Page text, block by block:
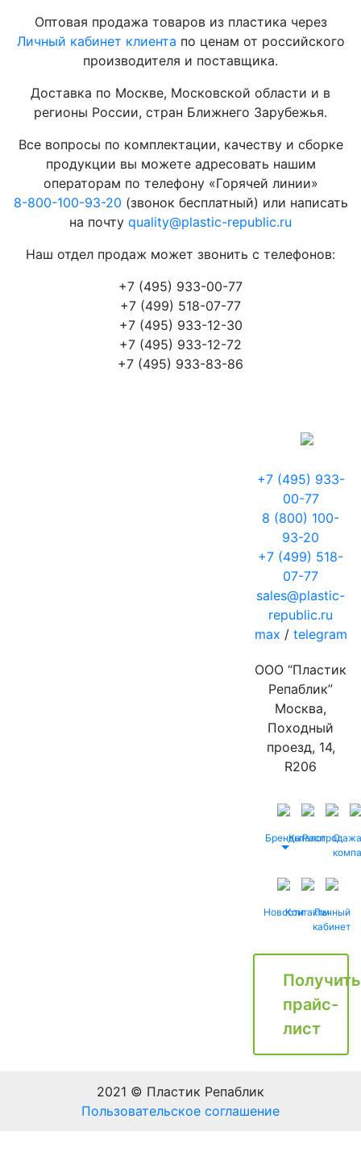
Оптовая продажа товаров из пластика через
Личный кабинет клиента по ценам от российского
производителя и поставщика.
Доставка по Москве, Московской области и в
регионы России, стран Ближнего Зарубежья.
Все вопросы по комплектации, качеству и сборке
продукции вы можете адресовать нашим
операторам по телефону «Горячей линии»
8-800-100-93-20 (звонок бесплатный) или написать
на почту quality@plastic-republic.ru
Наш отдел продаж может звонить с телефонов:
+7 (495) 933-00-77
+7 (499) 518-07-77
+7 (495) 933-12-30
+7 (495) 933-12-72
+7 (495) 933-83-86
+7 (495) 933-
00-77
8 (800) 100-
93-20
+7 (499) 518-
07-77
sales@plastic-
republic.ru
max / telegram
ООО “Пластик
Репаблик”
Москва,
Походный
проезд, 14,
R206
БрендыКаталог
Распродажа
О
НовостиКонтактыЛичный
кабинет
Получить
прайс-
лист
2021 © Пластик Репаблик
Пользовательское соглашение